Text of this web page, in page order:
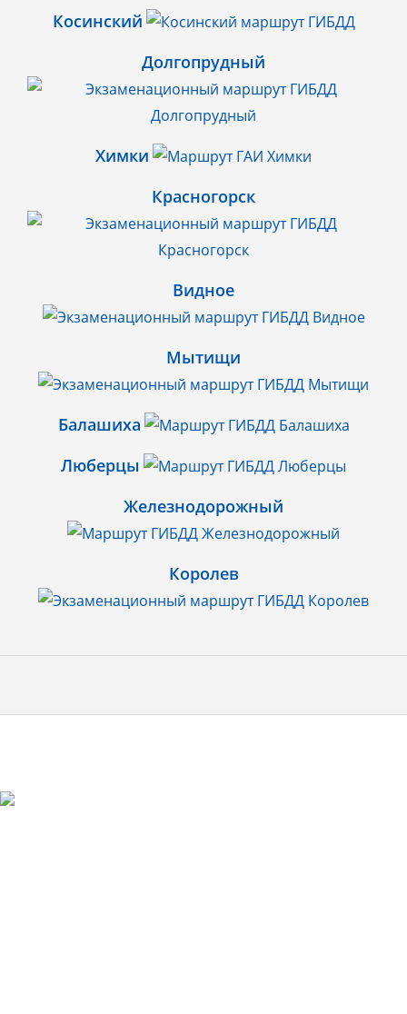
Косинский
Долгопрудный
Химки
Красногорск
Видное
Мытищи
Балашиха
Люберцы
Железнодорожный
Королев